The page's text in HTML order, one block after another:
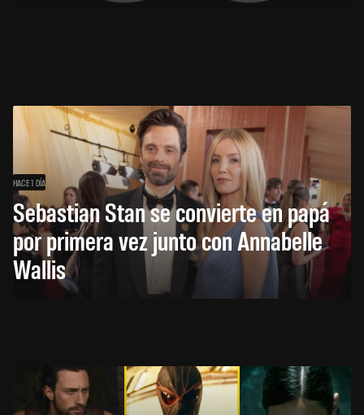
HACE 1 DÍA
Sebastian Stan se convierte en papá
por primera vez junto con Annabelle
Wallis